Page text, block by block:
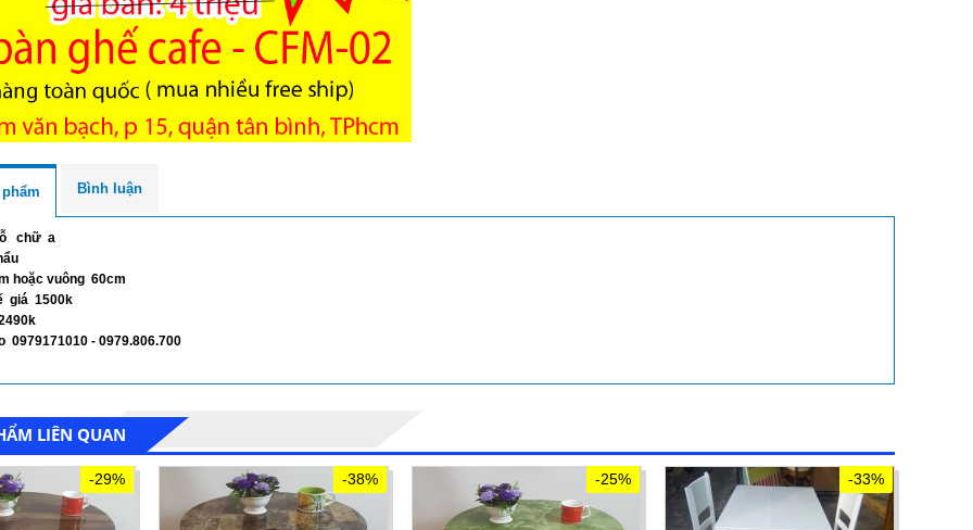
Bình luận
chữ a
hoặc vuông 60cm
giá 1500k
0979171010 - 0979.806.700
LIÊN QUAN
-29% -38% -25% -33%